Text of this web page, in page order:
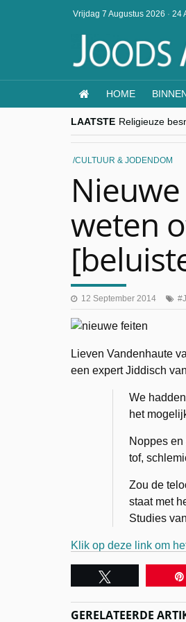
Vrijdag 7 Augustus 2026 · 24
HOME
LAATSTE Religieuze
CITYTRIP |
“Vandaag zit
CULTUUR & JODENDOM
weten
12 September 2014
Lieven Vandenhaute
een expert Jiddisch
We
het
Noppes
tof,
Zou de
staat met
Studies
Klik op deze link om
GERELATEERDE